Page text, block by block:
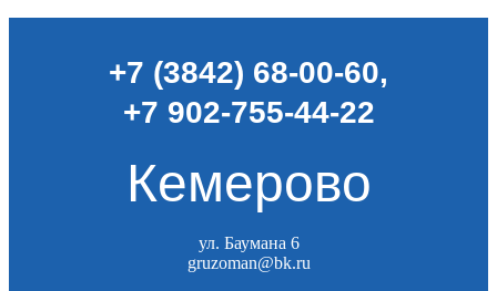
+7 (3842) 68-00-60,
+7 902-755-44-22
Кемерово
ул. Баумана 6
gruzoman@bk.ru